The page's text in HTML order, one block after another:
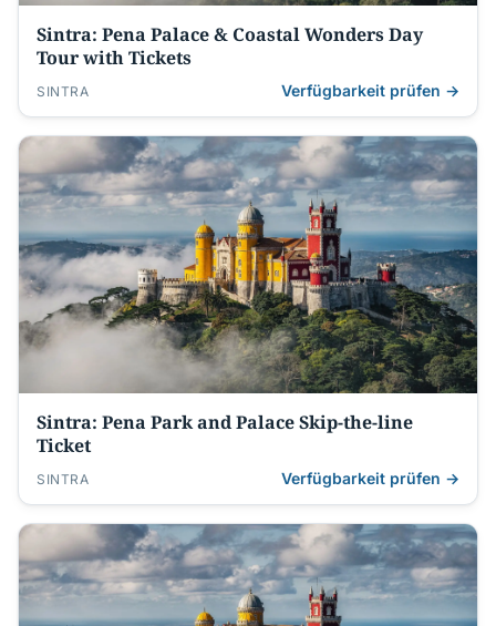
Sintra: Pena Palace & Coastal Wonders Day
Tour with Tickets
SINTRA Verfügbarkeit prüfen →
Sintra: Pena Park and Palace Skip-the-line
Ticket
SINTRA Verfügbarkeit prüfen →